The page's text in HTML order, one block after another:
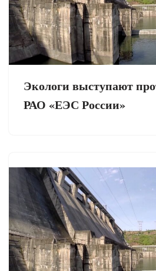
Экологи выступают
РАО «ЕЭС России»